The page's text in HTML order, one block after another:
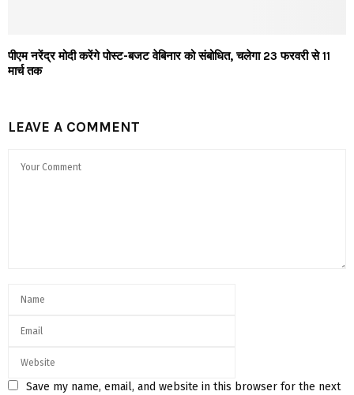
पीएम नरेंद्र मोदी करेंगे पोस्ट-बजट वेबिनार को संबोधित, चलेगा 23 फरवरी से 11
मार्च तक
LEAVE A COMMENT
Save my name, email, and website in this browser for the next